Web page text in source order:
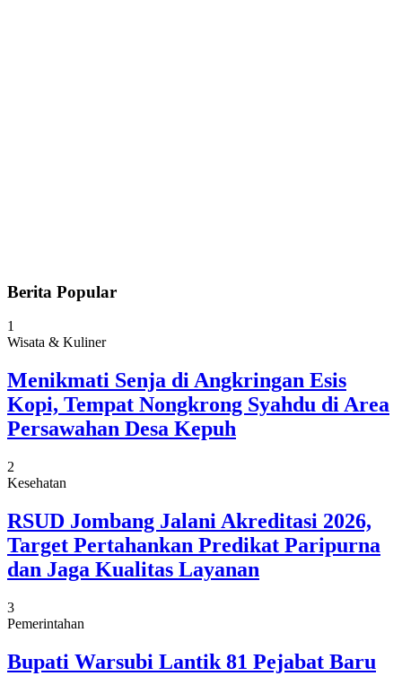
Berita Popular
1
Wisata & Kuliner
Menikmati Senja di Angkringan Esis
Kopi, Tempat Nongkrong Syahdu di Area
Persawahan Desa Kepuh
2
Kesehatan
RSUD Jombang Jalani Akreditasi 2026,
Target Pertahankan Predikat Paripurna
dan Jaga Kualitas Layanan
3
Pemerintahan
Bupati Warsubi Lantik 81 Pejabat Baru